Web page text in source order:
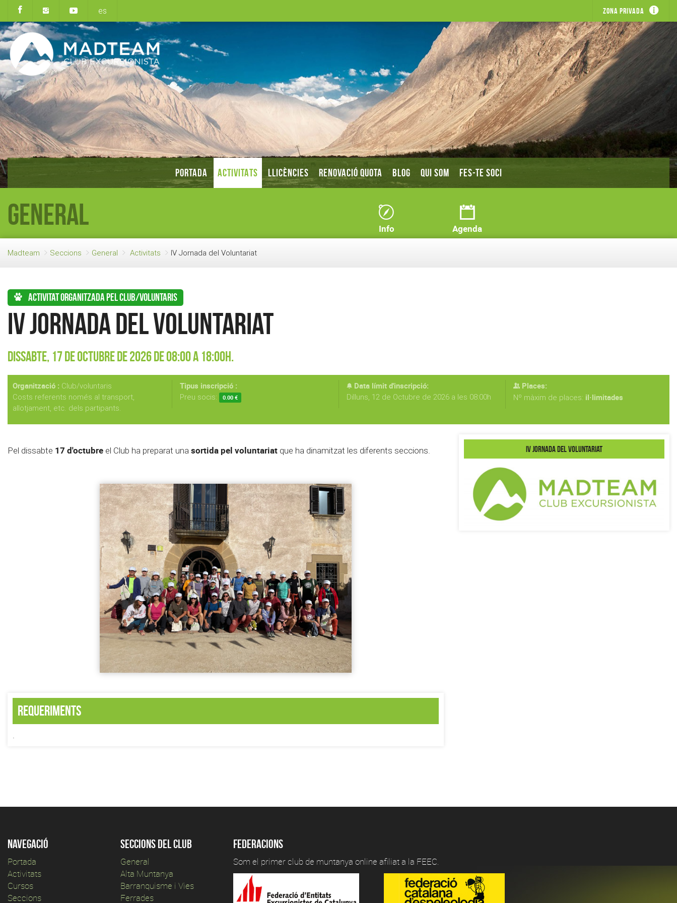
es Zona privada
PORTADA ACTIVITATS LLICÈNCIES RENOVACIÓ QUOTA BLOG QUI SOM FES-TE SOCI
General Info Agenda
Madteam Seccions General Activitats IV Jornada del Voluntariat
Activitat organitzada pel club/voluntaris
IV Jornada del Voluntariat
Dissabte, 17 de Octubre de 2026 de 08:00 a 18:00h.
Organització : Club/voluntaris
Costs referents només al transport,
allotjament, etc. dels partipants.
Tipus inscripció :
Preu socis: 0.00 €
Data límit d'inscripció:
Dilluns, 12 de Octubre de 2026 a les 08:00h
Places:
Nº màxim de places: il·limitades
Pel dissabte 17 d'octubre el Club ha preparat unasortida pel voluntariat que ha dinamitzat les diferents seccions.
Requeriments
.
IV Jornada del Voluntariat
Navegació
Portada
Activitats
Cursos
Seccions
Seccions del club
General
Alta Muntanya
Barranquisme i Vies
Ferrades
Federacions
Som el primer club de muntanya online afiliat a la FEEC.